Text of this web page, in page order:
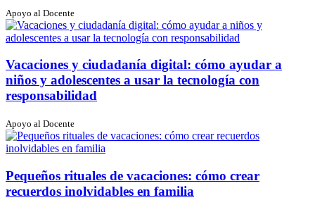
Apoyo al Docente
Vacaciones y ciudadanía digital: cómo ayudar a
niños y adolescentes a usar la tecnología con
responsabilidad
Apoyo al Docente
Pequeños rituales de vacaciones: cómo crear
recuerdos inolvidables en familia